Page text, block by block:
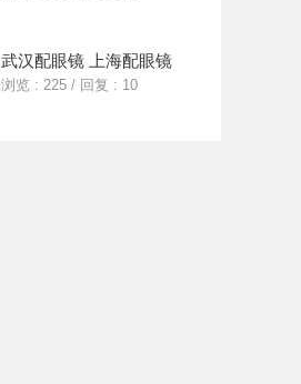
武汉配眼镜 上海配眼镜
浏览 : 225 / 回复 : 10